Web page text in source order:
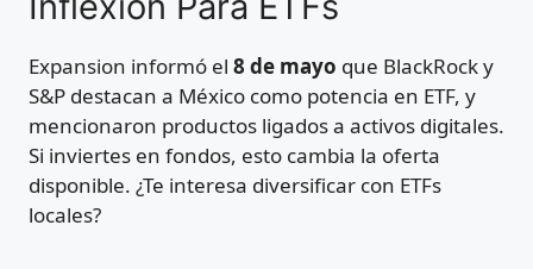
Expansion informó el 8 de mayo que BlackRock y
S&P destacan a México como potencia en ETF, y
mencionaron productos ligados a activos digitales.
Si inviertes en fondos, esto cambia la oferta
disponible. ¿Te interesa diversificar con ETFs
locales?